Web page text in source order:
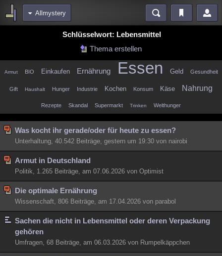
Allmystery
Diskussionen Videos
Kriminalfälle
Spiritualität Verschwörungen Technologie Ufologie
Natur Umfragen Unterhaltung
Philosophie Träume
Astronomie Helpdesk Gruppen Gaming Filme
Musik Clash Verbesserungen Allmystery
Übersichten
Besucht
Lesenswert Schlüsselwörter
Schlüsselwort: Lebensmittel
Thema erstellen
Armut BIO Einkaufen Ernährung Essen Geld Gesundheit
Gift Haushalt Hunger Industrie Kochen Konsum Käse Nahrung
Rezepte Skandal Supermarkt Trinken Welthunger
Was kocht ihr gerade/oder für heute zu essen?
Unterhaltung, 40.542 Beiträge, gestern um 19:30 von nairobi
Armut in Deutschland
Politik, 1.265 Beiträge, am 07.06.2026 von Optimist
Die optimale Ernährung
Wissenschaft, 806 Beiträge, am 17.04.2026 von parabol
Sachen die nicht in Lebensmittel oder deren Verpackung
gehören
Umfragen, 68 Beiträge, am 06.03.2026 von Rumpelkäppchen